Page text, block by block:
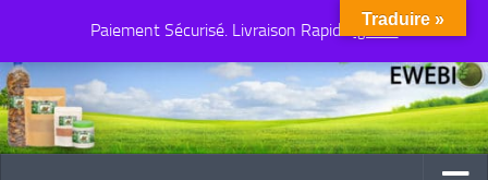
Paiement Sécurisé. Livraison Rapide Ignorer
Au dessous du contenu
Traduire »